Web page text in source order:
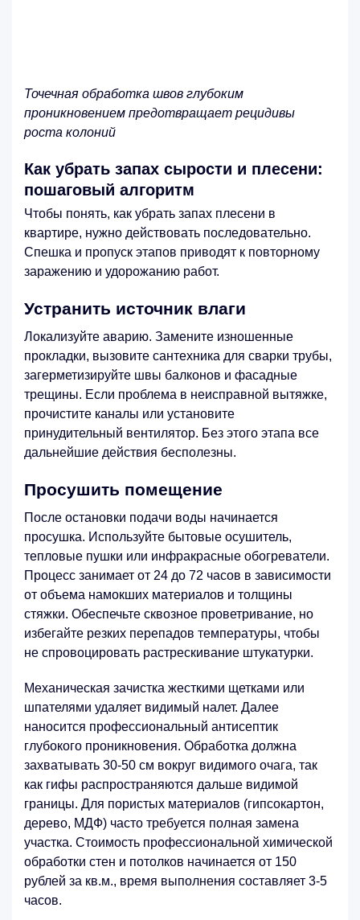
Точечная обработка швов глубоким
проникновением предотвращает рецидивы
роста колоний
Как убрать запах сырости и плесени:
пошаговый алгоритм
Чтобы понять, как убрать запах плесени в
квартире, нужно действовать последовательно.
Спешка и пропуск этапов приводят к повторному
заражению и удорожанию работ.
Устранить источник влаги
Локализуйте аварию. Замените изношенные
прокладки, вызовите сантехника для сварки трубы,
загерметизируйте швы балконов и фасадные
трещины. Если проблема в неисправной вытяжке,
прочистите каналы или установите
принудительный вентилятор. Без этого этапа все
дальнейшие действия бесполезны.
Просушить помещение
После остановки подачи воды начинается
просушка. Используйте бытовые осушитель,
тепловые пушки или инфракрасные обогреватели.
Процесс занимает от 24 до 72 часов в зависимости
от объема намокших материалов и толщины
стяжки. Обеспечьте сквозное проветривание, но
избегайте резких перепадов температуры, чтобы
не спровоцировать растрескивание штукатурки.
Механическая зачистка жесткими щетками или
шпателями удаляет видимый налет. Далее
наносится профессиональный антисептик
глубокого проникновения. Обработка должна
захватывать 30-50 см вокруг видимого очага, так
как гифы распространяются дальше видимой
границы. Для пористых материалов (гипсокартон,
дерево, МДФ) часто требуется полная замена
участка. Стоимость профессиональной химической
обработки стен и потолков начинается от 150
рублей за кв.м., время выполнения составляет 3-5
часов.